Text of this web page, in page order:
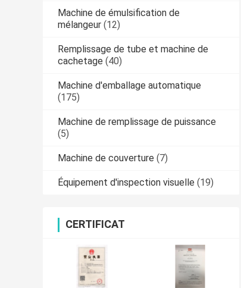
Machine de émulsification de
mélangeur (12)
Remplissage de tube et machine de
cachetage (40)
Machine d'emballage automatique
(175)
Machine de remplissage de puissance
(5)
Machine de couverture (7)
Équipement d'inspection visuelle (19)
CERTIFICAT